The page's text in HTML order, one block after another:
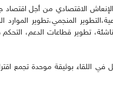
المنجمي،تطوير
تطوير قطاعات الدعم، التحكم
العمل في اللقاء بوثيقة